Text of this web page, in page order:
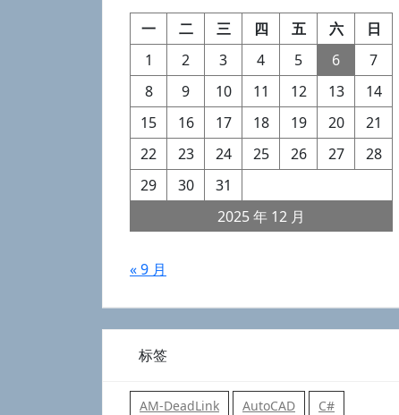
2025 年 12 月
一 二 三 四 五 六
日
1
2 3 4 5 6
7
8
9 10 11 12 13
14
15
16 17 18 19 20
21
22
23 24 25 26 27
28
29
30 31
« 9 月
标签
AM-DeadLink AutoCAD C#